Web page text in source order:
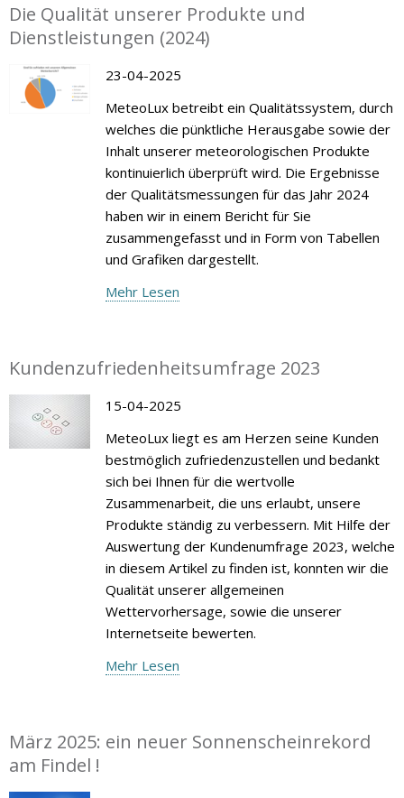
Die Qualität unserer Produkte und
Dienstleistungen (2024)
23-04-2025
MeteoLux betreibt ein Qualitätssystem, durch
welches die pünktliche Herausgabe sowie der
Inhalt unserer meteorologischen Produkte
kontinuierlich überprüft wird. Die Ergebnisse
der Qualitätsmessungen für das Jahr 2024
haben wir in einem Bericht für Sie
zusammengefasst und in Form von Tabellen
und Grafiken dargestellt.
Mehr Lesen
Kundenzufriedenheitsumfrage 2023
15-04-2025
MeteoLux liegt es am Herzen seine Kunden
bestmöglich zufriedenzustellen und bedankt
sich bei Ihnen für die wertvolle
Zusammenarbeit, die uns erlaubt, unsere
Produkte ständig zu verbessern. Mit Hilfe der
Auswertung der Kundenumfrage 2023, welche
in diesem Artikel zu finden ist, konnten wir die
Qualität unserer allgemeinen
Wettervorhersage, sowie die unserer
Internetseite bewerten.
Mehr Lesen
März 2025: ein neuer Sonnenscheinrekord
am Findel !